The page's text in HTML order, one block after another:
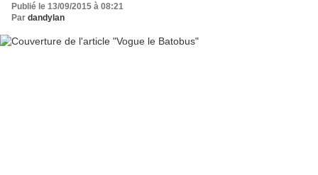
Publié le 13/09/2015 à 08:21
Par dandylan